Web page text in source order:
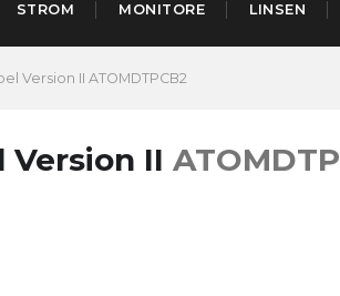
STROM MONITORE LINSEN
Version II ATOMDTPCB2
Version II